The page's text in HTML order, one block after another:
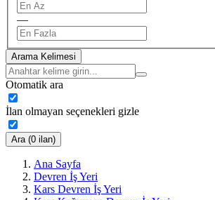
—
Arama Kelimesi
Otomatik ara
İlan olmayan seçenekleri gizle
Ara (0 ilan)
Ana Sayfa
Devren İş Yeri
Kars Devren İş Yeri